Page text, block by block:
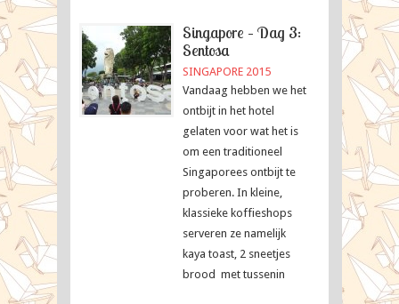
Singapore – Dag 3:
Sentosa
SINGAPORE 2015
Vandaag hebben we het
ontbijt in het hotel
gelaten voor wat het is
om een traditioneel
Singaporees ontbijt te
proberen. In kleine,
klassieke koffieshops
serveren ze namelijk
kaya toast, 2 sneetjes
brood met tussenin